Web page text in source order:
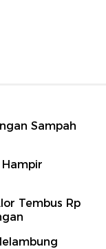
Sampah
Tembus Rp